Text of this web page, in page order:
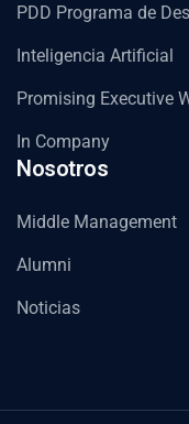
PDD Programa de
Inteligencia Artificial
Promising Executive
In Company
Nosotros
Middle Management
Alumni
Noticias